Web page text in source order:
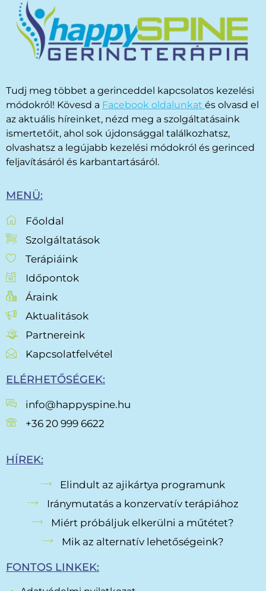
Tudj meg többet a gerinceddel kapcsolatos kezelési
módokról! Kövesd a Facebook oldalunkat és olvasd el
az aktuális híreinket, nézd meg a szolgáltatásaink
ismertetőit, ahol sok újdonsággal találkozhatsz,
olvashatsz a legújabb kezelési módokról és gerinced
feljavításáról és karbantartásáról.
MENÜ:
Főoldal
Szolgáltatások
Terápiáink
Időpontok
Áraink
Aktualitások
Partnereink
Kapcsolatfelvétel
ELÉRHETŐSÉGEK:
info@happyspine.hu
+36 20 999 6622
HÍREK:
Elindult az ajikártya programunk
Iránymutatás a konzervatív terápiához
Miért próbáljuk elkerülni a műtétet?
Mik az alternatív lehetőségeink?
FONTOS LINKEK: